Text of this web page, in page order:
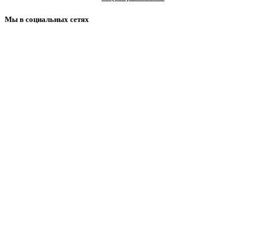
Мы в социальных сетях